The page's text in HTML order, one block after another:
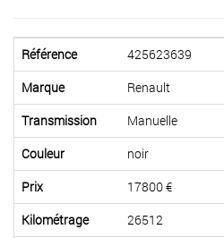
Référence
425623639
Marque
Renault
Transmission
Manuelle
Couleur
noir
Prix
17800 €
Kilométrage
26512